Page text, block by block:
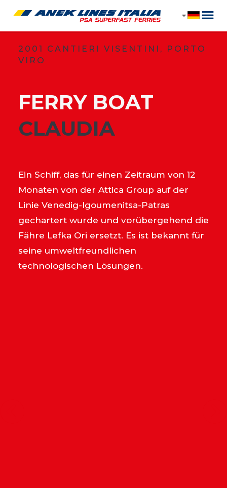
2001 CANTIERI VISENTINI, PORTO
VIRO
FERRY BOAT
​CLAUDIA
Ein Schiff, das für einen Zeitraum von 12
Monaten von der Attica Group auf der
Linie Venedig-Igoumenitsa-Patras
gechartert wurde und vorübergehend die
Fähre Lefka Ori ersetzt. Es ist bekannt für
seine umweltfreundlichen
technologischen Lösungen.